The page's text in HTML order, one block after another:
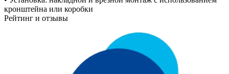
кронштейна или коробки
Рейтинг и отзывы